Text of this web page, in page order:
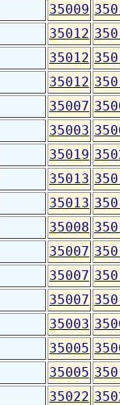
35009
35012
35012
35012
35007
35003
35019
35013
35013
35008
35007
35007
35007
35003
35005
35005
35022